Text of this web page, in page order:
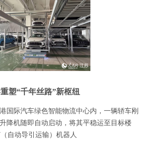
塑“千年丝路”新枢纽
国际汽车绿色智能物流中心内，一辆轿车刚
降机随即自动启动，将其平稳运至目标楼
自动导引运输）机器人